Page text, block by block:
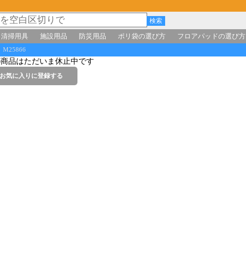
清掃用具 施設用品 防災用品 ポリ袋の選び方 フロアパッドの選び方
M25866
品はただいま休止中です